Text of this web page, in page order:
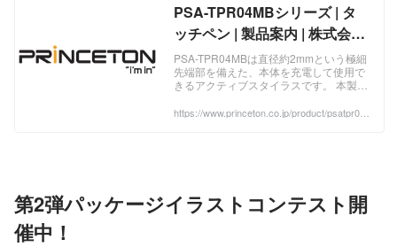
PSA-TPR04MBシリーズ | タ
ッチペン | 製品案内 | 株式会社
プリンストン
PSA-TPR04MBは直径約2mmという極細
先端部を備えた、本体を充電して使用で
きるアクティブスタイラスです。 本製品
かな筆圧で反応します。 鉛筆と同じ6角
https://www.princeton.co.jp/product/psatpr04
第2弾パッケージイラストコンテスト開
催中！